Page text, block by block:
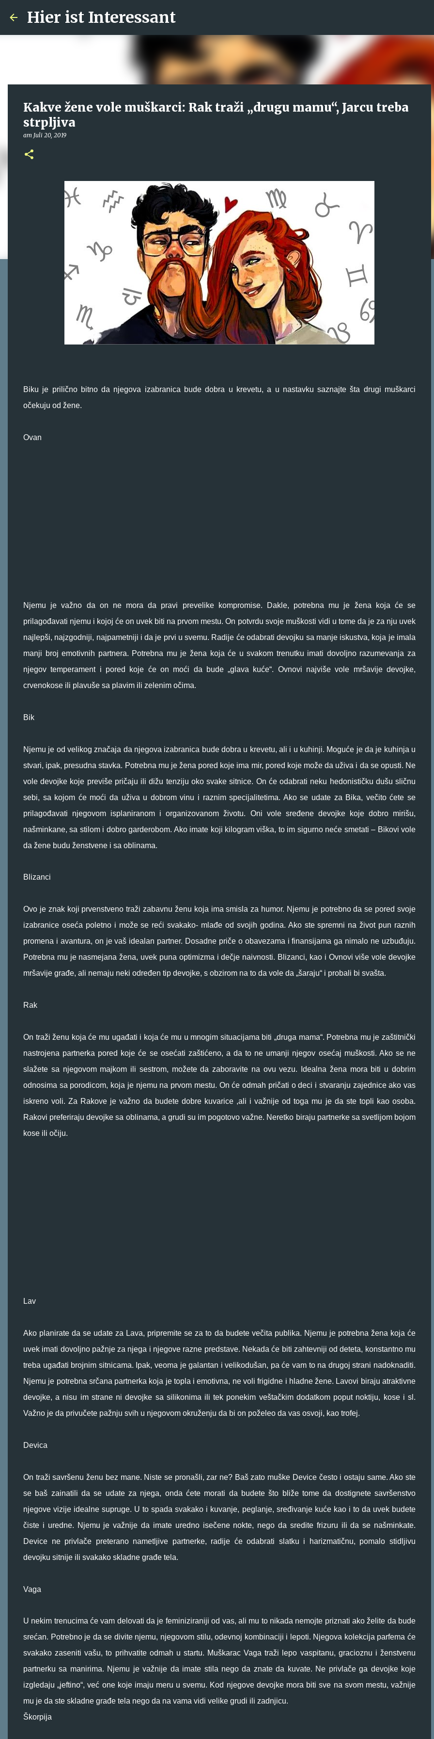
Hier ist Interessant
Kakve žene vole muškarci: Rak traži „drugu mamu“, Jarcu treba
strpljiva
am Juli 20, 2019
Biku je prilično bitno da njegova izabranica bude dobra u krevetu, a u nastavku saznajte šta drugi muškarci
očekuju od žene.
Ovan
Njemu je važno da on ne mora da pravi prevelike kompromise. Dakle, potrebna mu je žena koja će se
prilagođavati njemu i kojoj će on uvek biti na prvom mestu. On potvrdu svoje muškosti vidi u tome da je za nju uvek
najlepši, najzgodniji, najpametniji i da je prvi u svemu. Radije će odabrati devojku sa manje iskustva, koja je imala
manji broj emotivnih partnera. Potrebna mu je žena koja će u svakom trenutku imati dovoljno razumevanja za
njegov temperament i pored koje će on moći da bude „glava kuće“. Ovnovi najviše vole mršavije devojke,
crvenokose ili plavuše sa plavim ili zelenim očima.
Bik
Njemu je od velikog značaja da njegova izabranica bude dobra u krevetu, ali i u kuhinji. Moguće je da je kuhinja u
stvari, ipak, presudna stavka. Potrebna mu je žena pored koje ima mir, pored koje može da uživa i da se opusti. Ne
vole devojke koje previše pričaju ili dižu tenziju oko svake sitnice. On će odabrati neku hedonističku dušu sličnu
sebi, sa kojom će moći da uživa u dobrom vinu i raznim specijalitetima. Ako se udate za Bika, večito ćete se
prilagođavati njegovom isplaniranom i organizovanom životu. Oni vole sređene devojke koje dobro mirišu,
našminkane, sa stilom i dobro garderobom. Ako imate koji kilogram viška, to im sigurno neće smetati – Bikovi vole
da žene budu ženstvene i sa oblinama.
Blizanci
Ovo je znak koji prvenstveno traži zabavnu ženu koja ima smisla za humor. Njemu je potrebno da se pored svoje
izabranice oseća poletno i može se reći svakako- mlađe od svojih godina. Ako ste spremni na život pun raznih
promena i avantura, on je vaš idealan partner. Dosadne priče o obavezama i finansijama ga nimalo ne uzbuđuju.
Potrebna mu je nasmejana žena, uvek puna optimizma i dečje naivnosti. Blizanci, kao i Ovnovi više vole devojke
mršavije građe, ali nemaju neki određen tip devojke, s obzirom na to da vole da „šaraju“ i probali bi svašta.
Rak
On traži ženu koja će mu ugađati i koja će mu u mnogim situacijama biti „druga mama“. Potrebna mu je zaštitnički
nastrojena partnerka pored koje će se osećati zaštićeno, a da to ne umanji njegov osećaj muškosti. Ako se ne
slažete sa njegovom majkom ili sestrom, možete da zaboravite na ovu vezu. Idealna žena mora biti u dobrim
odnosima sa porodicom, koja je njemu na prvom mestu. On će odmah pričati o deci i stvaranju zajednice ako vas
iskreno voli. Za Rakove je važno da budete dobre kuvarice ,ali i važnije od toga mu je da ste topli kao osoba.
Rakovi preferiraju devojke sa oblinama, a grudi su im pogotovo važne. Neretko biraju partnerke sa svetlijom bojom
kose ili očiju.
Lav
Ako planirate da se udate za Lava, pripremite se za to da budete večita publika. Njemu je potrebna žena koja će
uvek imati dovoljno pažnje za njega i njegove razne predstave. Nekada će biti zahtevniji od deteta, konstantno mu
treba ugađati brojnim sitnicama. Ipak, veoma je galantan i velikodušan, pa će vam to na drugoj strani nadoknaditi.
Njemu je potrebna srčana partnerka koja je topla i emotivna, ne voli frigidne i hladne žene. Lavovi biraju atraktivne
devojke, a nisu im strane ni devojke sa silikonima ili tek ponekim veštačkim dodatkom poput noktiju, kose i sl.
Važno je da privučete pažnju svih u njegovom okruženju da bi on poželeo da vas osvoji, kao trofej.
Devica
On traži savršenu ženu bez mane. Niste se pronašli, zar ne? Baš zato muške Device često i ostaju same. Ako ste
se baš zainatili da se udate za njega, onda ćete morati da budete što bliže tome da dostignete savršenstvo
njegove vizije idealne supruge. U to spada svakako i kuvanje, peglanje, sređivanje kuće kao i to da uvek budete
čiste i uredne. Njemu je važnije da imate uredno isečene nokte, nego da sredite frizuru ili da se našminkate.
Device ne privlače preterano nametljive partnerke, radije će odabrati slatku i harizmatičnu, pomalo stidljivu
devojku sitnije ili svakako skladne građe tela.
Vaga
U nekim trenucima će vam delovati da je feminiziraniji od vas, ali mu to nikada nemojte priznati ako želite da bude
srećan. Potrebno je da se divite njemu, njegovom stilu, odevnoj kombinaciji i lepoti. Njegova kolekcija parfema će
svakako zaseniti vašu, to prihvatite odmah u startu. Muškarac Vaga traži lepo vaspitanu, gracioznu i ženstvenu
partnerku sa manirima. Njemu je važnije da imate stila nego da znate da kuvate. Ne privlače ga devojke koje
izgledaju „jeftino“, već one koje imaju meru u svemu. Kod njegove devojke mora biti sve na svom mestu, važnije
mu je da ste skladne građe tela nego da na vama vidi velike grudi ili zadnjicu.
Škorpija